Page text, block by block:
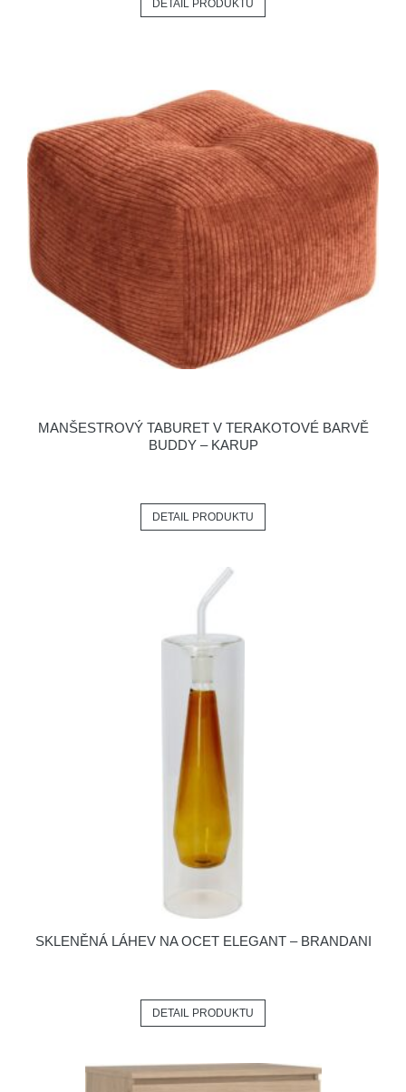
DETAIL PRODUKTU
MANŠESTROVÝ TABURET V TERAKOTOVÉ BARVĚ
BUDDY – KARUP
DETAIL PRODUKTU
SKLENĚNÁ LÁHEV NA OCET ELEGANT – BRANDANI
DETAIL PRODUKTU